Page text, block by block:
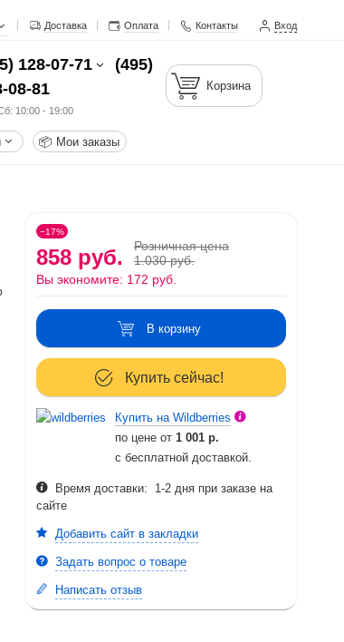
Доставка Оплата Контакты Вход
128-07-71
(495)
08-81
10:00 - 19:00
Корзина
📦 Мои заказы
−17%
858 руб.
Розничная цена
1.030 руб.
Вы экономите: 172 руб.
В корзину
Купить сейчас!
Купить на Wildberries
по цене от 1 001 р.
с бесплатной доставкой.
Время доставки: 1-2 дня при заказе на
сайте
Добавить сайт в закладки
Задать вопрос о товаре
Написать отзыв